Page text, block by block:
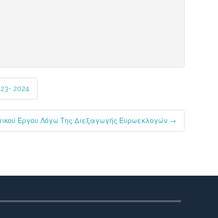
2024
Έργου Λόγω Της Διεξαγωγής Ευρωεκλογών →